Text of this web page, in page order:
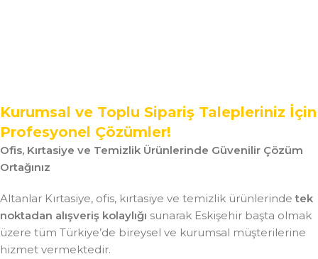
Kurumsal ve Toplu Sipariş Talepleriniz İçin
Profesyonel Çözümler!
Ofis, Kırtasiye ve Temizlik Ürünlerinde Güvenilir Çözüm
Ortağınız
Altanlar Kırtasiye, ofis, kırtasiye ve temizlik ürünlerindetek
noktadan alışveriş kolaylığı sunarak Eskişehir başta olmak
üzere tüm Türkiye’de bireysel ve kurumsal müşterilerine
hizmet vermektedir.